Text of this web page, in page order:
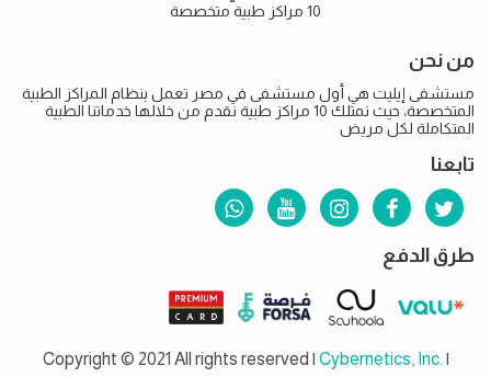
10 مراكز طبية متخصصة
من نحن
مستشفى إيليت هي أول مستشفى في مصر تعمل بنظام المراكز الطبية
المتخصصة، حيث نمتلك 10 مراكز طبية نقدم من خلالها خدماتنا الطبية
المتكاملة لكل مريض
تابعنا
طرق الدفع
Copyright © 2021 All rights reserved | Cybernetics, Inc. |